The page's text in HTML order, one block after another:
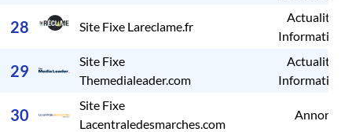
28 Site Fixe Lareclame.fr
Actualités /
Informations
29
Site Fixe
Themedialeader.com
Actualités /
Informations
30
Site Fixe
Lacentraledesmarches.com
Annonces